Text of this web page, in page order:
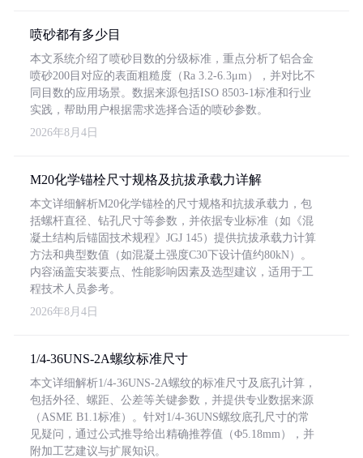
喷砂都有多少目
本文系统介绍了喷砂目数的分级标准，重点分析了铝合金
喷砂200目对应的表面粗糙度（Ra 3.2-6.3μm），并对比不
同目数的应用场景。数据来源包括ISO 8503-1标准和行业
实践，帮助用户根据需求选择合适的喷砂参数。
2026年8月4日
M20化学锚栓尺寸规格及抗拔承载力详解
本文详细解析M20化学锚栓的尺寸规格和抗拔承载力，包
括螺杆直径、钻孔尺寸等参数，并依据专业标准（如《混
凝土结构后锚固技术规程》JGJ 145）提供抗拔承载力计算
方法和典型数值（如混凝土强度C30下设计值约80kN）。
内容涵盖安装要点、性能影响因素及选型建议，适用于工
程技术人员参考。
2026年8月4日
1/4-36UNS-2A螺纹标准尺寸
本文详细解析1/4-36UNS-2A螺纹的标准尺寸及底孔计算，
包括外径、螺距、公差等关键参数，并提供专业数据来源
（ASME B1.1标准）。针对1/4-36UNS螺纹底孔尺寸的常
见疑问，通过公式推导给出精确推荐值（Φ5.18mm），并
附加工艺建议与扩展知识。